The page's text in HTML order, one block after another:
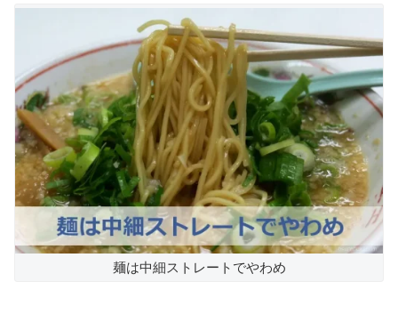
麺は中細ストレートでやわめ